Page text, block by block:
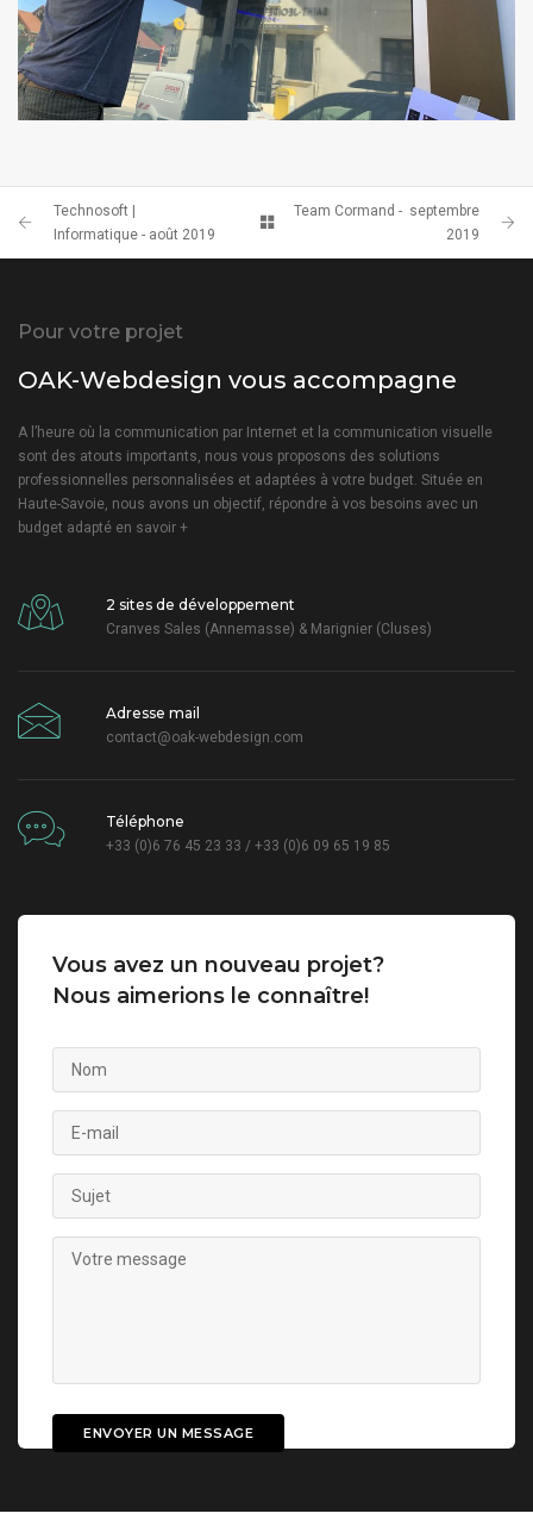
Technosoft |
Informatique - août 2019
Team Cormand - septembre
2019
Pour votre projet
OAK-Webdesign vous accompagne
A l’heure où la communication par Internet et la communication visuelle
sont des atouts importants, nous vous proposons des solutions
professionnelles personnalisées et adaptées à votre budget. Située en
Haute-Savoie, nous avons un objectif, répondre à vos besoins avec un
budget adapté en savoir +
2 sites de développement
Cranves Sales (Annemasse) & Marignier (Cluses)
Adresse mail
contact@oak-webdesign.com
Téléphone
+33 (0)6 76 45 23 33 / +33 (0)6 09 65 19 85
Vous avez un nouveau projet?
Nous aimerions le connaître!